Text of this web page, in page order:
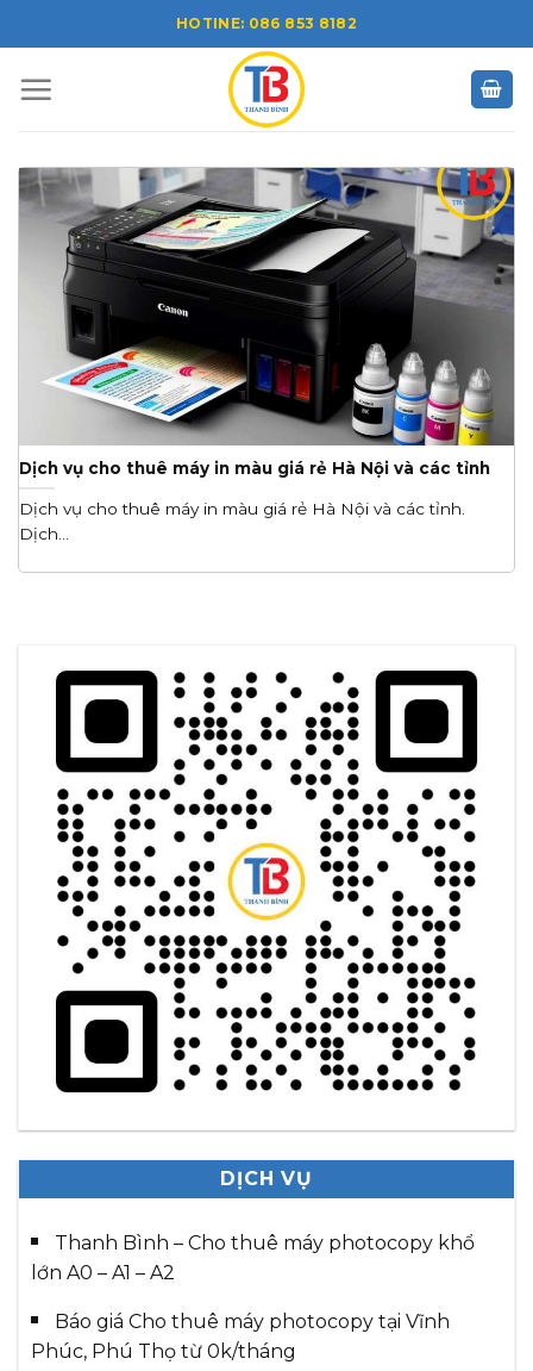
to
content
HOTINE: 086 853 8182
Dịch vụ cho thuê máy in màu giá rẻ Hà Nội và các tỉnh
Dịch vụ cho thuê máy in màu giá rẻ Hà Nội và các tỉnh.
Dịch...
DỊCH VỤ
Thanh Bình – Cho thuê máy photocopy khổ
lớn A0 – A1 – A2
Báo giá Cho thuê máy photocopy tại Vĩnh
Phúc, Phú Thọ từ 0k/tháng